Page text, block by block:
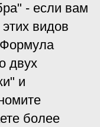
- если вам
видов
двух
и
более